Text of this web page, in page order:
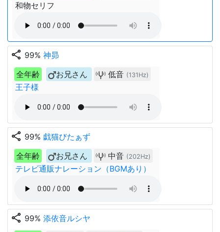
和物セリフ
share 99% 神昴
全年齢
お兄さん 低音 (131Hz)
王子様
share 99% 戯猫びたぁず
全年齢
お兄さん 中音 (202Hz)
テレビ通販ナレーション（BGMあり）
share 99% 添依音ルシヤ